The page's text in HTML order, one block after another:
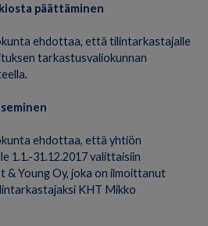
päättäminen
ehdottaa, että tilintarkastajalle
tarkastusvaliokunnan
ehdottaa, että yhtiön
1.1.-31.12.2017 valittaisiin
Young Oy, joka on ilmoittanut
KHT Mikko